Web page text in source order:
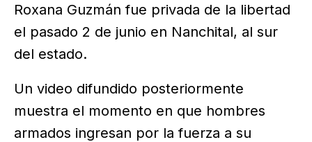
Roxana Guzmán fue privada de la libertad
el pasado 2 de junio en Nanchital, al sur
del estado.
Un video difundido posteriormente
muestra el momento en que hombres
armados ingresan por la fuerza a su